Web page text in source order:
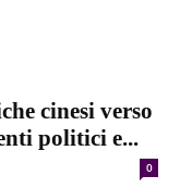
cinesi verso
politici e...
0